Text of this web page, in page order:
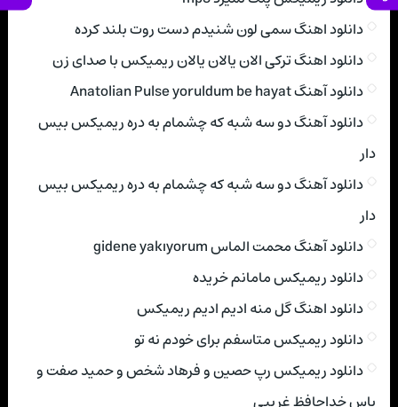
دانلود اهنگ سمی لون شنیدم دست روت بلند کرده
دانلود اهنگ ترکی الان یالان یالان ریمیکس با صدای زن
دانلود آهنگ Anatolian Pulse yoruldum be hayat
دانلود آهنگ دو سه شبه که چشمام به دره ریمیکس بیس
دار
دانلود آهنگ دو سه شبه که چشمام به دره ریمیکس بیس
دار
دانلود آهنگ محمت الماس gidene yakıyorum
دانلود ریمیکس مامانم خریده
دانلود اهنگ گل منه ادیم ادیم ریمیکس
دانلود ریمیکس متاسفم برای خودم نه تو
دانلود ریمیکس رپ حصین و فرهاد شخص و حمید صفت و
یاس خداحافظ غریبی